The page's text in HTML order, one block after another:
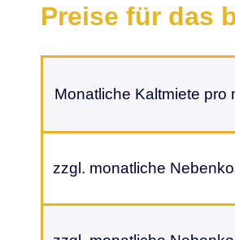
Preise für das
Monatliche Kaltmiete pro
zzgl. monatliche